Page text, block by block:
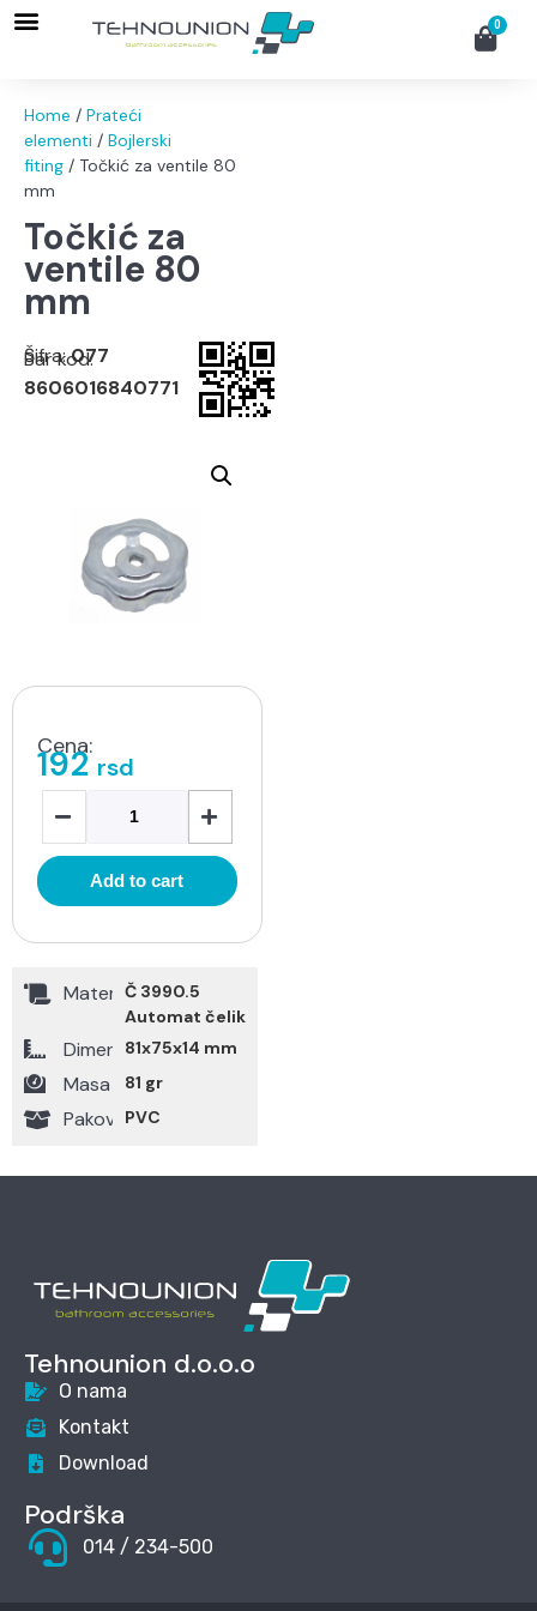
0
Home / Prateći
elementi / Bojlerski
fiting / Točkić za ventile 80
mm
Točkić za
ventile 80
mm
Šifra:077
Bar kod:
8606016840771
Cena:
192rsd
Add to cart
MaterijalČ 3990.5
Automat čelik
Dimenzije81x75x14 mm
Masa 81 gr
Pakovanje
PVC
Tehnounion d.o.o.o
O nama
Kontakt
Download
Podrška
014 / 234-500